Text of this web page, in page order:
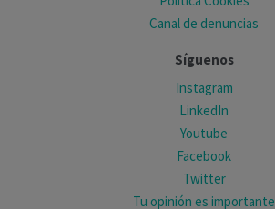
Canal de denuncias
Síguenos
Instagram
LinkedIn
Youtube
Facebook
Twitter
Tu opinión es importante